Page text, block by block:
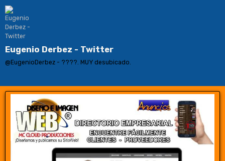
Eugenio Derbez - Twitter
@EugenioDerbez - ????. MUY desubicado.